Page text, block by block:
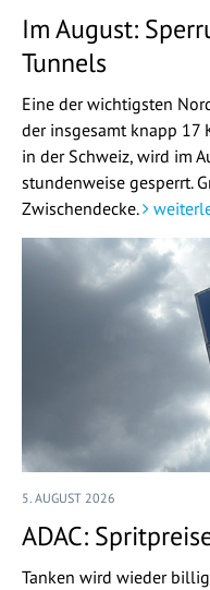
Im August:
Tunnels
Eine der wichtigsten
der insgesamt knapp 17
in der Schweiz, wird im
stundenweise gesperrt.
Zwischendecke.
5. AUGUST 2026
ADAC:
Tanken wird wieder